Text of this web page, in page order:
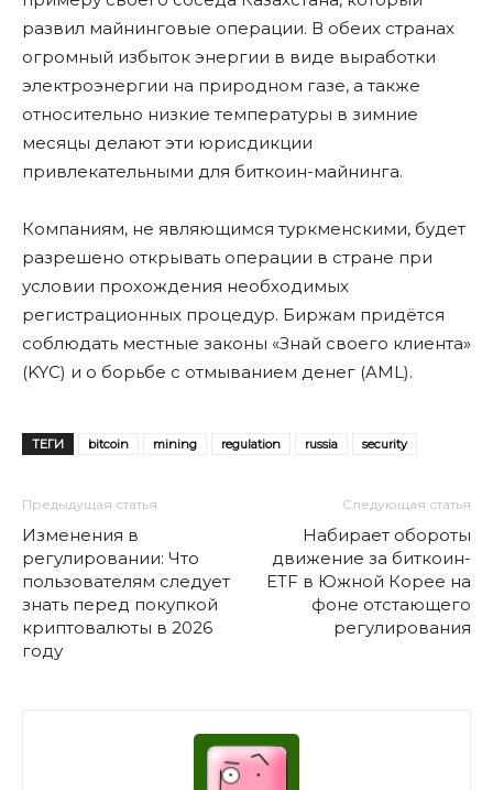
развил майнинговые операции. В обеих странах
огромный избыток энергии в виде выработки
электроэнергии на природном газе, а также
относительно низкие температуры в зимние
месяцы делают эти юрисдикции
привлекательными для биткоин-майнинга.
Компаниям, не являющимся туркменскими, будет
разрешено открывать операции в стране при
условии прохождения необходимых
регистрационных процедур. Биржам придётся
соблюдать местные законы «Знай своего клиента»
(KYC) и о борьбе с отмыванием денег (AML).
ТЕГИ bitcoin mining regulation russia security
Предыдущая статья
Изменения в
регулировании: Что
пользователям следует
знать перед покупкой
криптовалюты в 2026
году
Следующая статья
Набирает обороты
движение за биткоин-
ETF в Южной Корее на
фоне отстающего
регулирования